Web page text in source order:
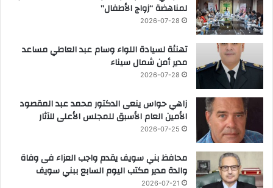
لمناهضة “زواج الأطفال”
2026-07-28
تهنئة لسيادة اللواء وسام عبد العاطي مساعد
مدير أمن شمال سيناء
2026-07-28
زاهي حواس ينعى الدكتور محمد عبد المقصود
الأمين العام الأسبق للمجلس الأعلى للآثار
2026-07-25
محافظ بني سويف يقدم واجب العزاء فى وفاة
والدة مدير مكتب اليوم السابع ببني سويف
2026-07-21